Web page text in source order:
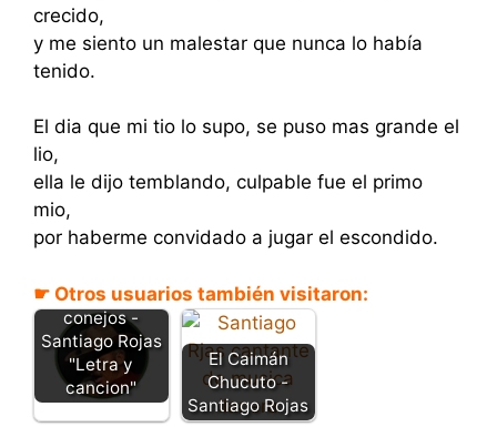
crecido,
y me siento un malestar que nunca lo había
tenido.
El dia que mi tio lo supo, se puso mas grande el
lio,
ella le dijo temblando, culpable fue el primo
mio,
por haberme convidado a jugar el escondido.
☛ Otros usuarios también visitaron:
El cazador de
conejos -
Santiago Rojas
"Letra y
cancion"
El Caimán
Chucuto -
Santiago Rojas